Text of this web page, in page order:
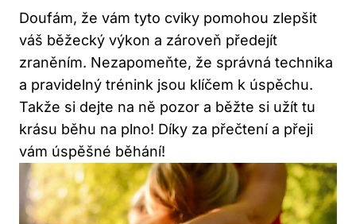
Doufám, že vám tyto cviky pomohou zlepšit
váš běžecký výkon a zároveň předejít
zraněním. Nezapomeňte, že správná technika
a pravidelný trénink jsou klíčem k úspěchu.
Takže si dejte na ně pozor a běžte si užít tu
krásu běhu na plno! Díky za přečtení a přeji
vám úspěšné běhání!